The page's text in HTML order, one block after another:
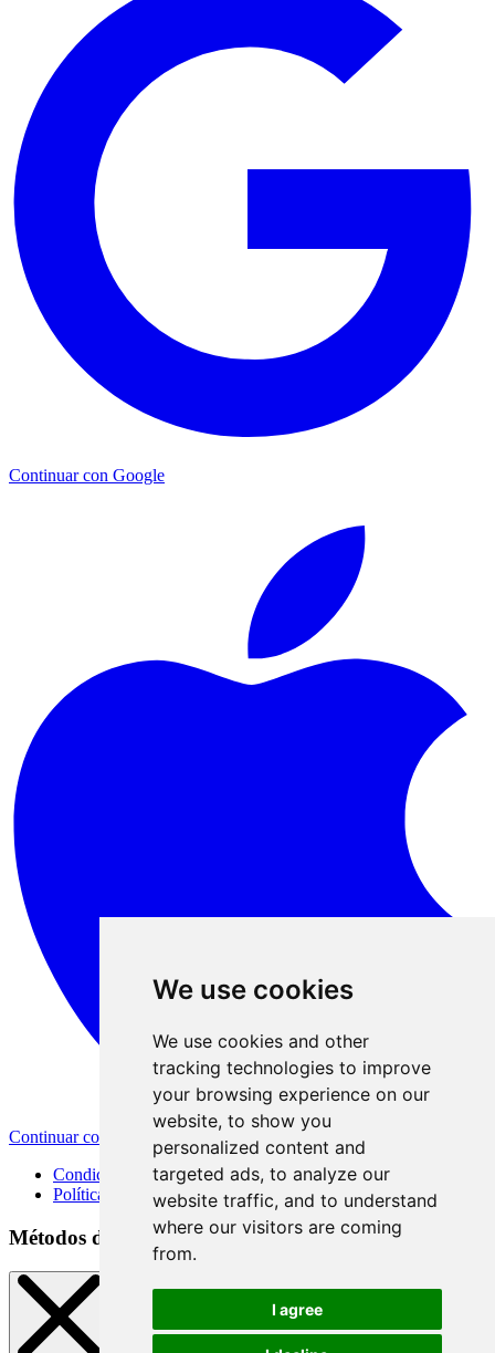
We use cookies
We use cookies and other
tracking technologies to improve
your browsing experience on our
website, to show you
personalized content and
targeted ads, to analyze our
website traffic, and to understand
where our visitors are coming
from.
I agree
Continuar con Google
Continuar con Apple
Condiciones de uso
Política de privacidad
Métodos de registro